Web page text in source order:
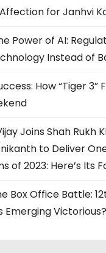
for Janhvi
Power of AI:
Instead of
How “Tiger 3”
Joins Shah Rukh
to Deliver
of 2023: Here’s Its
Box Office Battle:
Emerging Victorious?